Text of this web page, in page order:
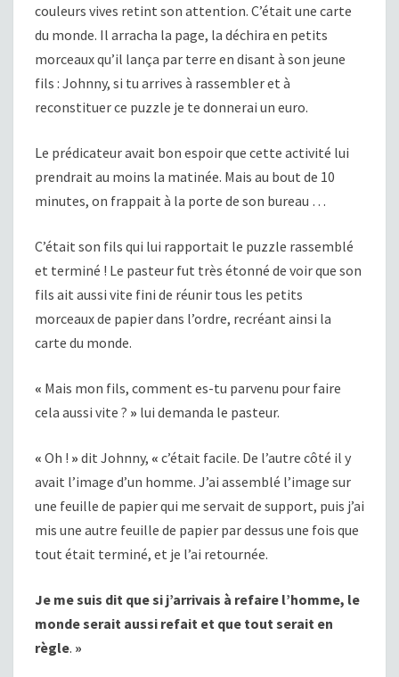
couleurs vives retint son attention. C’était une carte
du monde. Il arracha la page, la déchira en petits
morceaux qu’il lança par terre en disant à son jeune
fils : Johnny, si tu arrives à rassembler et à
reconstituer ce puzzle je te donnerai un euro.
Le prédicateur avait bon espoir que cette activité lui
prendrait au moins la matinée. Mais au bout de 10
minutes, on frappait à la porte de son bureau …
C’était son fils qui lui rapportait le puzzle rassemblé
et terminé ! Le pasteur fut très étonné de voir que son
fils ait aussi vite fini de réunir tous les petits
morceaux de papier dans l’ordre, recréant ainsi la
carte du monde.
« Mais mon fils, comment es-tu parvenu pour faire
cela aussi vite ? » lui demanda le pasteur.
« Oh ! » dit Johnny, « c’était facile. De l’autre côté il y
avait l’image d’un homme. J’ai assemblé l’image sur
une feuille de papier qui me servait de support, puis j’ai
mis une autre feuille de papier par dessus une fois que
tout était terminé, et je l’ai retournée.
Je me suis dit que si j’arrivais à refaire l’homme, le
monde serait aussi refait et que tout serait en
règle. »